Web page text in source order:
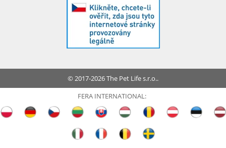
© 2017-2026 The Pet Life s.r.o..
FERA INTERNATIONAL: